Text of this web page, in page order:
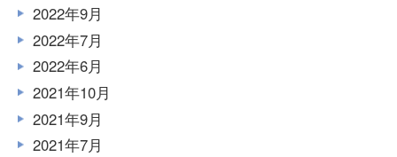
2022年9月
2022年7月
2022年6月
2021年10月
2021年9月
2021年7月